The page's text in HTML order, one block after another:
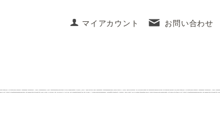
マイアカウント お問い合わせ